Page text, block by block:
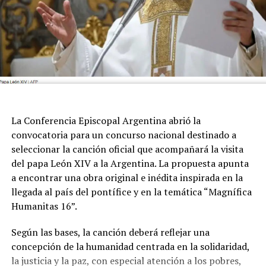
La Conferencia Episcopal Argentina abrió la
convocatoria para un concurso nacional destinado a
seleccionar la canción oficial que acompañará la visita
del papa León XIV a la Argentina. La propuesta apunta
a encontrar una obra original e inédita inspirada en la
llegada al país del pontífice y en la temática “Magnífica
Humanitas 16”.
Según las bases, la canción deberá reflejar una
concepción de la humanidad centrada en la solidaridad,
la justicia y la paz, con especial atención a los pobres,